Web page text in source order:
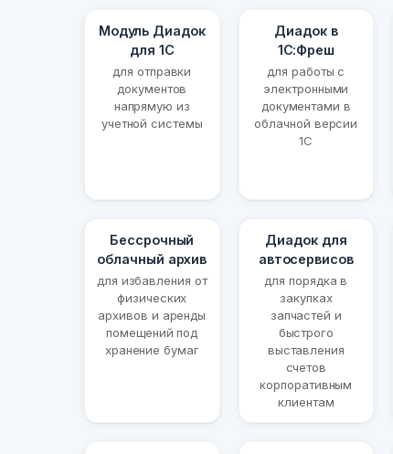
Модуль Диадок
для 1С
для отправки
документов
напрямую из
учетной системы
Диадок в
1С:Фреш
для работы с
электронными
документами в
облачной версии
1С
Бессрочный
облачный архив
для избавления от
физических
архивов и аренды
помещений под
хранение бумаг
Диадок для
автосервисов
для порядка в
закупках
запчастей и
быстрого
выставления
счетов
корпоративным
клиентам